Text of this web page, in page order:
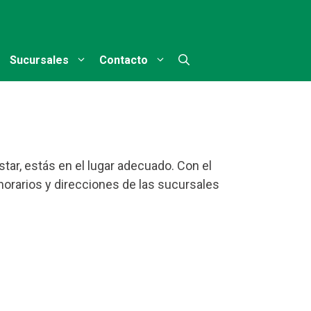
Sucursales Contacto
estás en el lugar adecuado. Con el
y direcciones de las sucursales